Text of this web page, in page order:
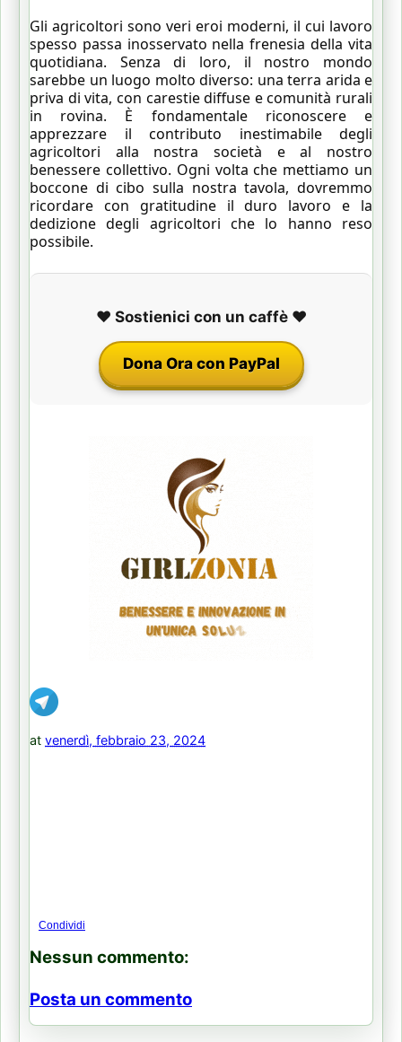
Gli agricoltori sono veri eroi moderni, il cui lavoro
spesso passa inosservato nella frenesia della vita
quotidiana. Senza di loro, il nostro mondo
sarebbe un luogo molto diverso: una terra arida e
priva di vita, con carestie diffuse e comunità rurali
in rovina. È fondamentale riconoscere e
apprezzare il contributo inestimabile degli
agricoltori alla nostra società e al nostro
benessere collettivo. Ogni volta che mettiamo un
boccone di cibo sulla nostra tavola, dovremmo
ricordare con gratitudine il duro lavoro e la
dedizione degli agricoltori che lo hanno reso
possibile.
❤️ Sostienici con un caffè ❤️
Dona Ora con PayPal
at venerdì, febbraio 23, 2024
Condividi
Nessun commento:
Posta un commento